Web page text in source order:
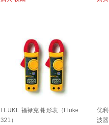
FLUKE 福禄克 钳形表（Fluke
321）
优
波